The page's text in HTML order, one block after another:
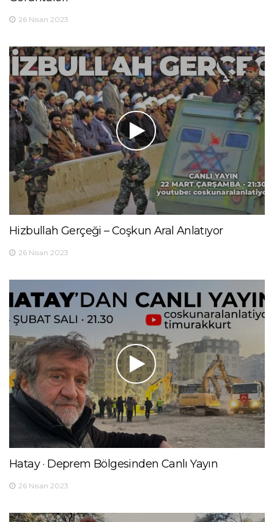
26 Nisan 2023
Hizbullah Gerçeği – Coşkun Aral Anlatıyor
26 Nisan 2023
Hatay · Deprem Bölgesinden Canlı Yayın
26 Nisan 2023